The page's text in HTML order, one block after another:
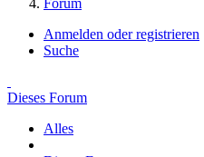
Forum
Anmelden oder registrieren
Suche
Dieses Forum
Alles